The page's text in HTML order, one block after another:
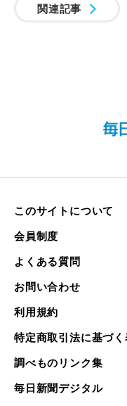
関連記事
このサイトについて
会員制度
よくある質問
お問い合わせ
利用規約
特定商取引法に基づ
調べものリンク集
毎日新聞デジタル